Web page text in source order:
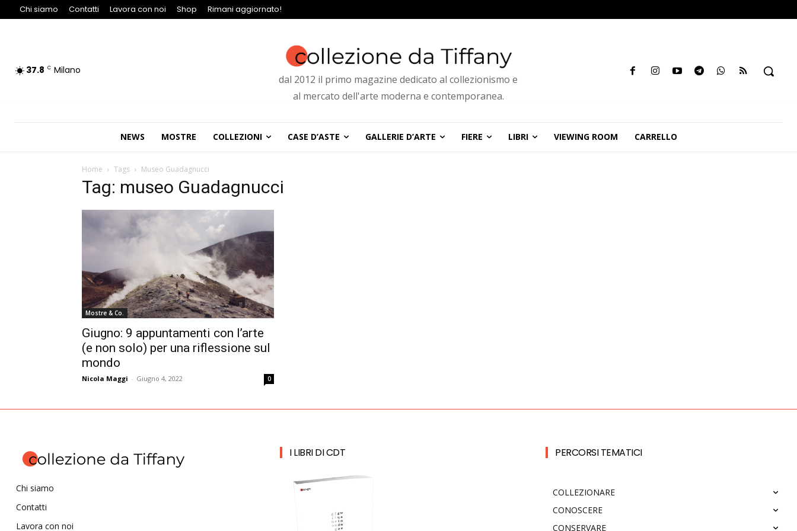
Chi siamo Contatti Lavora con noi Shop Rimani aggiornato!
37.8 C Milano
dal 2012 il primo magazine dedicato al collezionismo e
al mercato dell'arte moderna e contemporanea.
NEWS MOSTRE COLLEZIONI CASE D’ASTE GALLERIE D’ARTE FIERE LIBRI VIEWING ROOM CARRELLO
Home Tags Museo Guadagnucci
Tag: museo Guadagnucci
Mostre & Co.
Giugno: 9 appuntamenti con l’arte
(e non solo) per una riflessione sul
mondo
Nicola Maggi - Giugno 4, 2022 0
Chi siamo
Contatti
Lavora con noi
I LIBRI DI CDT PERCORSI TEMATICI
COLLEZIONARE
CONOSCERE
CONSERVARE